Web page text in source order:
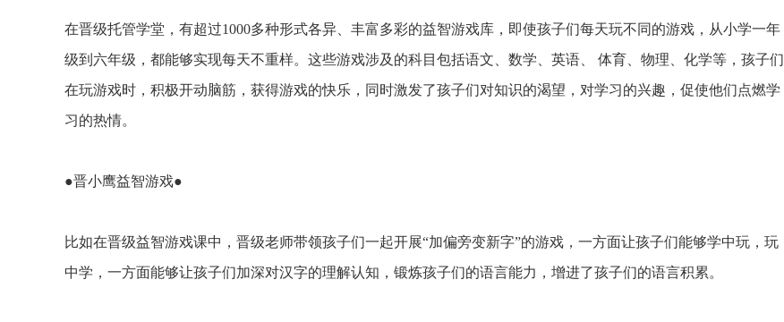
在晋级托管学堂，有超过1000多种形式各异、丰富多彩的益智游戏库，即使孩子们每天玩不同的游戏，从小学一年
级到六年级，都能够实现每天不重样。这些游戏涉及的科目包括语文、数学、英语、 体育、物理、化学等，孩子们
在玩游戏时，积极开动脑筋，获得游戏的快乐，同时激发了孩子们对知识的渴望，对学习的兴趣，促使他们点燃学
习的热情。
●晋小鹰益智游戏●
比如在晋级益智游戏课中，晋级老师带领孩子们一起开展“加偏旁变新字”的游戏，一方面让孩子们能够学中玩，玩
中学，一方面能够让孩子们加深对汉字的理解认知，锻炼孩子们的语言能力，增进了孩子们的语言积累。